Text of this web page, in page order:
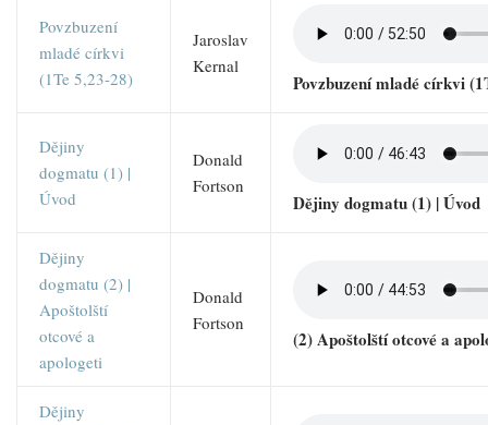
Povzbuzení
mladé církvi
(1Te 5,23-28)
Jaroslav
Kernal
Povzbuzení mladé církvi
Dějiny
dogmatu (1) |
Úvod
Donald
Fortson
Dějiny dogmatu (1) | Úvod
Dějiny
dogmatu (2) |
Apoštolští
otcové a
apologeti
Donald
Fortson
(2) Apoštolští otcové a
Dějiny